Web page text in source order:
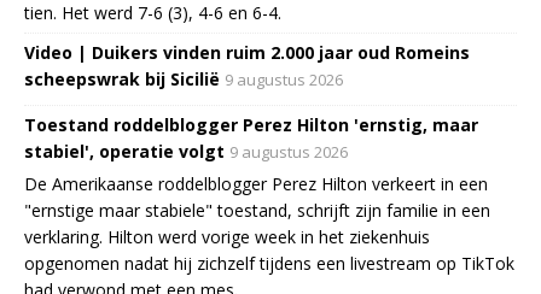
tien. Het werd 7-6 (3), 4-6 en 6-4.
Video | Duikers vinden ruim 2.000 jaar oud Romeins
scheepswrak bij Sicilië 9 augustus 2026
Toestand roddelblogger Perez Hilton 'ernstig, maar
stabiel', operatie volgt 9 augustus 2026
De Amerikaanse roddelblogger Perez Hilton verkeert in een
"ernstige maar stabiele" toestand, schrijft zijn familie in een
verklaring. Hilton werd vorige week in het ziekenhuis
opgenomen nadat hij zichzelf tijdens een livestream op TikTok